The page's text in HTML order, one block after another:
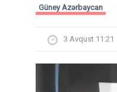
Güney Azərbaycan
3 Avqust 11:21